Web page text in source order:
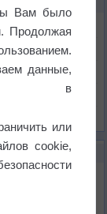
Вам было
Продолжая
данные,
в
или
cookie,